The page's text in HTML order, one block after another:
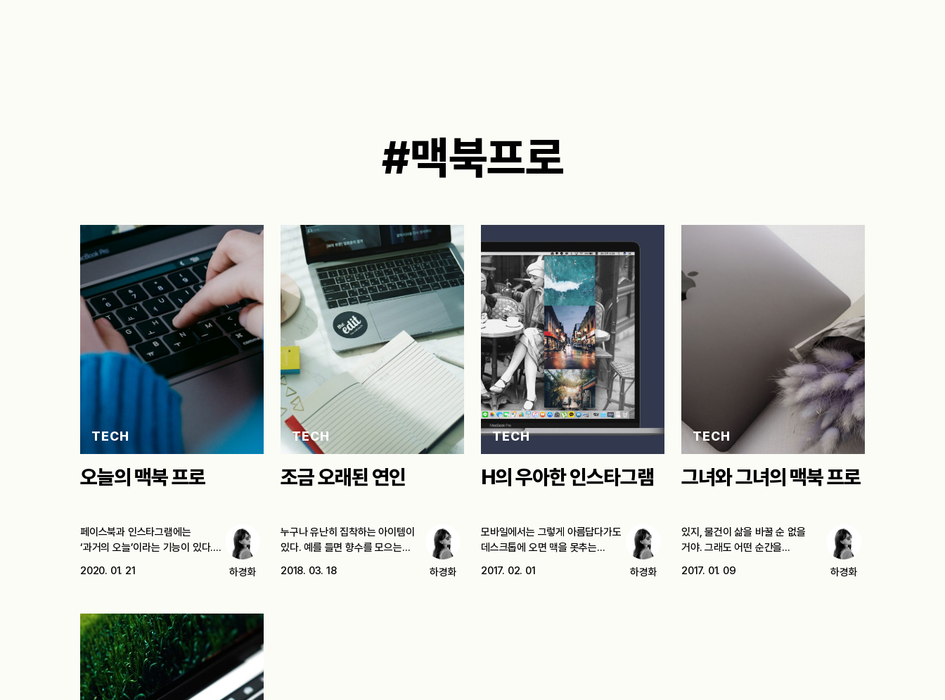
#맥북프로
TECH
오늘의 맥북 프로
페이스북과 인스타그램에는
‘과거의 오늘’이라는 기능이 있다.
2020. 01. 21 하경화
TECH
조금 오래된 연인
누구나 유난히 집착하는 아이템이
있다. 예를 들면 향수를 모으는
2018. 03. 18 하경화
TECH
H의 우아한 인스타그램
모바일에서는 그렇게 아름답다가도
데스크톱에 오면 맥을 못추는
2017. 02. 01 하경화
TECH
그녀와 그녀의 맥북 프로
있지, 물건이 삶을 바꿀 순 없을
거야. 그래도 어떤 순간을…
2017. 01. 09
하경화